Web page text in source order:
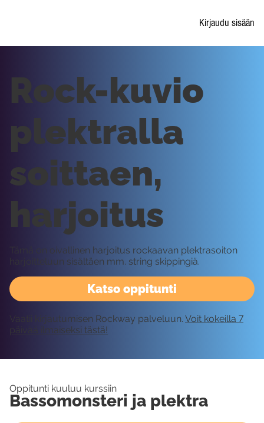
Kirjaudu sisään
Katso oppitunti
Rock-kuvio
plektralla
soittaen,
harjoitus
Tämä on oivallinen harjoitus rockaavan plektrasoiton
harjoitteluun sisältäen mm. string skippingiä.
Vaatii kirjautumisen Rockway palveluun. Voit kokeilla 7
päivää ilmaiseksi tästä!
Oppitunti kuuluu kurssiin
Bassomonsteri ja plektra